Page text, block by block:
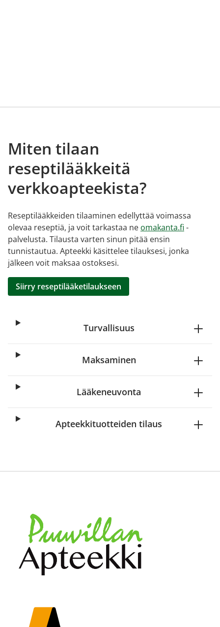
Miten tilaan
reseptilääkkeitä
verkkoapteekista?
Reseptilääkkeiden tilaaminen edellyttää voimassa
olevaa reseptiä, ja voit tarkastaa ne omakanta.fi -
palvelusta. Tilausta varten sinun pitää ensin
tunnistautua. Apteekki käsittelee tilauksesi, jonka
jälkeen voit maksaa ostoksesi.
Siirry reseptilääketilaukseen
Turvallisuus
Maksaminen
Lääkeneuvonta
Apteekkituotteiden tilaus